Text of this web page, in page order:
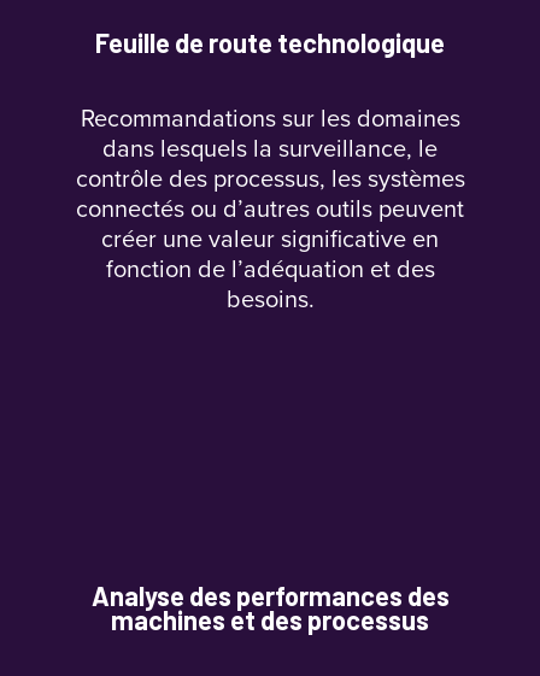
Feuille de route technologique
Recommandations sur les domaines
dans lesquels la surveillance, le
contrôle des processus, les systèmes
connectés ou d’autres outils peuvent
créer une valeur significative en
fonction de l’adéquation et des
besoins.
Analyse des performances des
machines et des processus